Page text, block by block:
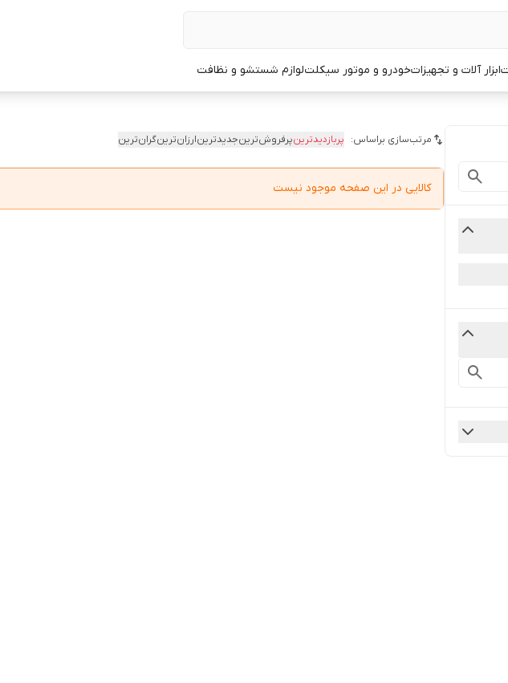
ابزار آلات و تجهیزاتخودرو و موتور سیکلتلوازم شستشو و نظافت
مرتب‌سازی براساس: پربازدیدترینپرفروش‌ترینجدیدترینارزان‌ترینگران‌ترین
کالایی در این صفحه موجود نیست